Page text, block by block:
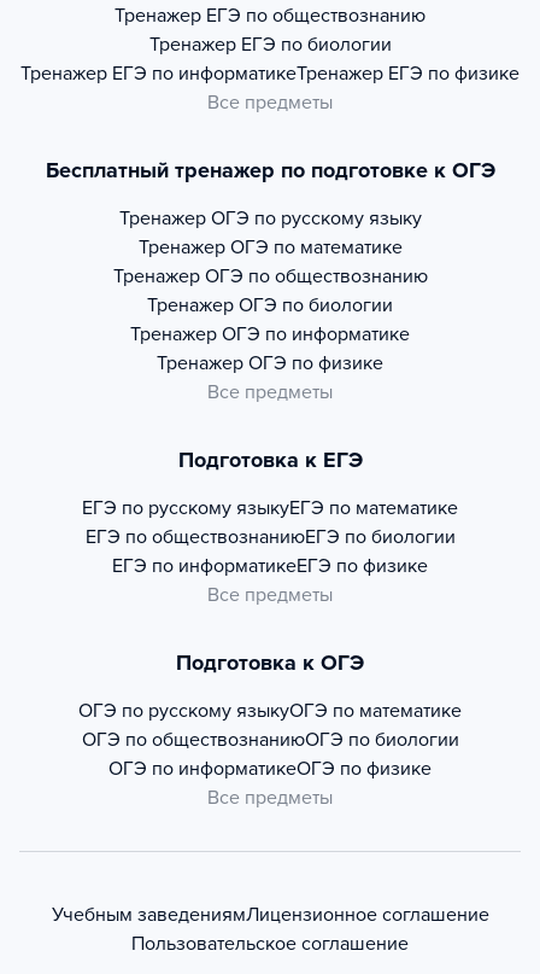
Тренажер ЕГЭ по обществознанию
Тренажер ЕГЭ по биологии
Тренажер ЕГЭ по информатикеТренажер ЕГЭ по физике
Все предметы
Бесплатный тренажер по подготовке к ОГЭ
Тренажер ОГЭ по русскому языку
Тренажер ОГЭ по математике
Тренажер ОГЭ по обществознанию
Тренажер ОГЭ по биологии
Тренажер ОГЭ по информатике
Тренажер ОГЭ по физике
Все предметы
Подготовка к ЕГЭ
ЕГЭ по русскому языкуЕГЭ по математике
ЕГЭ по обществознаниюЕГЭ по биологии
ЕГЭ по информатикеЕГЭ по физике
Все предметы
Подготовка к ОГЭ
ОГЭ по русскому языкуОГЭ по математике
ОГЭ по обществознаниюОГЭ по биологии
ОГЭ по информатикеОГЭ по физике
Все предметы
Учебным заведениямЛицензионное соглашение
Пользовательское соглашение